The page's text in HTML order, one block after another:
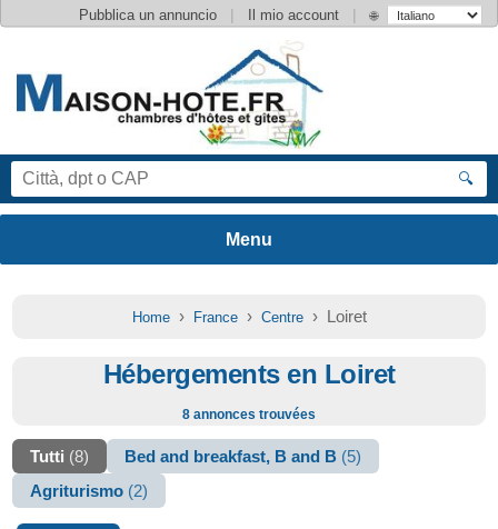
Pubblica un annuncio | Il mio account | 🌐
🔍
Home› France› Centre› Loiret
Hébergements en Loiret
8 annonces trouvées
Tutti (8) Bed and breakfast, B and B (5)
Agriturismo (2)